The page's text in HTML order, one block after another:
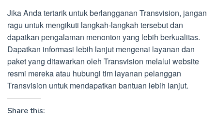
Jika Anda tertarik untuk berlangganan Transvision, jangan
ragu untuk mengikuti langkah-langkah tersebut dan
dapatkan pengalaman menonton yang lebih berkualitas.
Dapatkan informasi lebih lanjut mengenai layanan dan
paket yang ditawarkan oleh Transvision melalui website
resmi mereka atau hubungi tim layanan pelanggan
Transvision untuk mendapatkan bantuan lebih lanjut.
Share this: